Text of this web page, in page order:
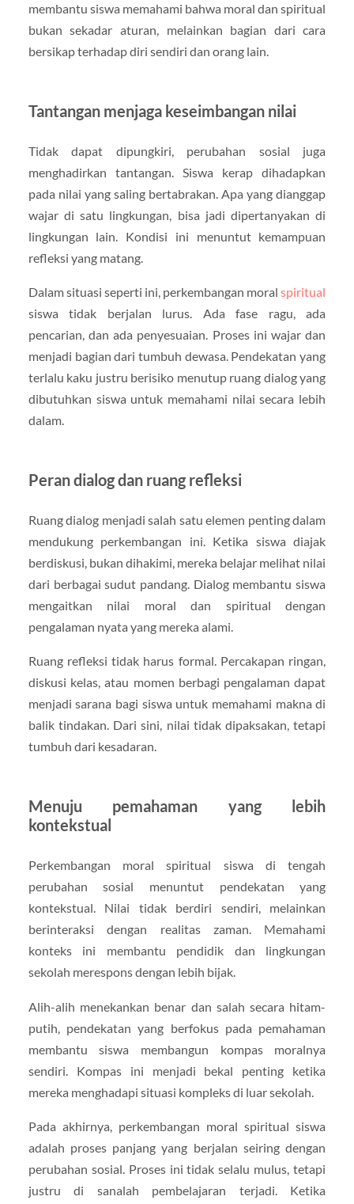
membantu siswa memahami bahwa moral dan spiritual
bukan sekadar aturan, melainkan bagian dari cara
bersikap terhadap diri sendiri dan orang lain.
Tantangan menjaga keseimbangan nilai
Tidak dapat dipungkiri, perubahan sosial juga
menghadirkan tantangan. Siswa kerap dihadapkan
pada nilai yang saling bertabrakan. Apa yang dianggap
wajar di satu lingkungan, bisa jadi dipertanyakan di
lingkungan lain. Kondisi ini menuntut kemampuan
refleksi yang matang.
Dalam situasi seperti ini, perkembangan moralspiritual
siswa tidak berjalan lurus. Ada fase ragu, ada
pencarian, dan ada penyesuaian. Proses ini wajar dan
menjadi bagian dari tumbuh dewasa. Pendekatan yang
terlalu kaku justru berisiko menutup ruang dialog yang
dibutuhkan siswa untuk memahami nilai secara lebih
dalam.
Peran dialog dan ruang refleksi
Ruang dialog menjadi salah satu elemen penting dalam
mendukung perkembangan ini. Ketika siswa diajak
berdiskusi, bukan dihakimi, mereka belajar melihat nilai
dari berbagai sudut pandang. Dialog membantu siswa
mengaitkan nilai moral dan spiritual dengan
pengalaman nyata yang mereka alami.
Ruang refleksi tidak harus formal. Percakapan ringan,
diskusi kelas, atau momen berbagi pengalaman dapat
menjadi sarana bagi siswa untuk memahami makna di
balik tindakan. Dari sini, nilai tidak dipaksakan, tetapi
tumbuh dari kesadaran.
Menuju pemahaman yang lebih
kontekstual
Perkembangan moral spiritual siswa di tengah
perubahan sosial menuntut pendekatan yang
kontekstual. Nilai tidak berdiri sendiri, melainkan
berinteraksi dengan realitas zaman. Memahami
konteks ini membantu pendidik dan lingkungan
sekolah merespons dengan lebih bijak.
Alih-alih menekankan benar dan salah secara hitam-
putih, pendekatan yang berfokus pada pemahaman
membantu siswa membangun kompas moralnya
sendiri. Kompas ini menjadi bekal penting ketika
mereka menghadapi situasi kompleks di luar sekolah.
Pada akhirnya, perkembangan moral spiritual siswa
adalah proses panjang yang berjalan seiring dengan
perubahan sosial. Proses ini tidak selalu mulus, tetapi
justru di sanalah pembelajaran terjadi. Ketika